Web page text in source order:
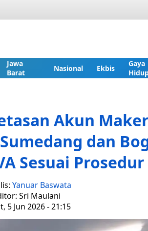
Jawa
Barat
Nasional Ekbis
Gaya
Akun
dan
Sesuai Prosedur
Yanuar Baswata
Sri Maulani
5 Jun 2026 - 21:15